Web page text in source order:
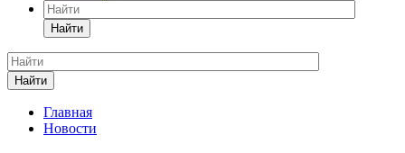
Найти
Найти
Главная
Новости